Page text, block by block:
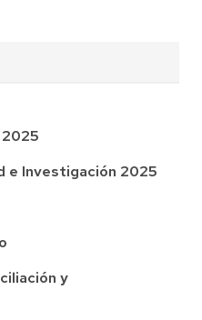
2025
e Investigación 2025
y